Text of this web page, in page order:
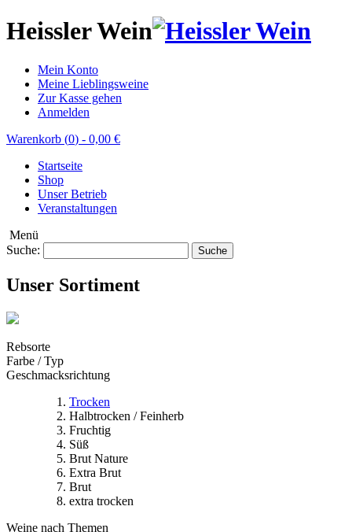
Heissler Wein
Mein Konto
Meine Lieblingsweine
Zur Kasse gehen
Anmelden
Warenkorb (0) - 0,00 €
Startseite
Shop
Unser Betrieb
Veranstaltungen
Menü
Suche:
Suche
Unser Sortiment
Rebsorte
Farbe / Typ
Geschmacksrichtung
Trocken
Halbtrocken / Feinherb
Fruchtig
Süß
Brut Nature
Extra Brut
Brut
extra trocken
Weine nach Themen